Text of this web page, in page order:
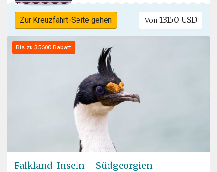
Zur Kreuzfahrt-Seite gehen Von 13150 USD
Bis zu $5600 Rabatt
Falkland-Inseln – Südgeorgien –